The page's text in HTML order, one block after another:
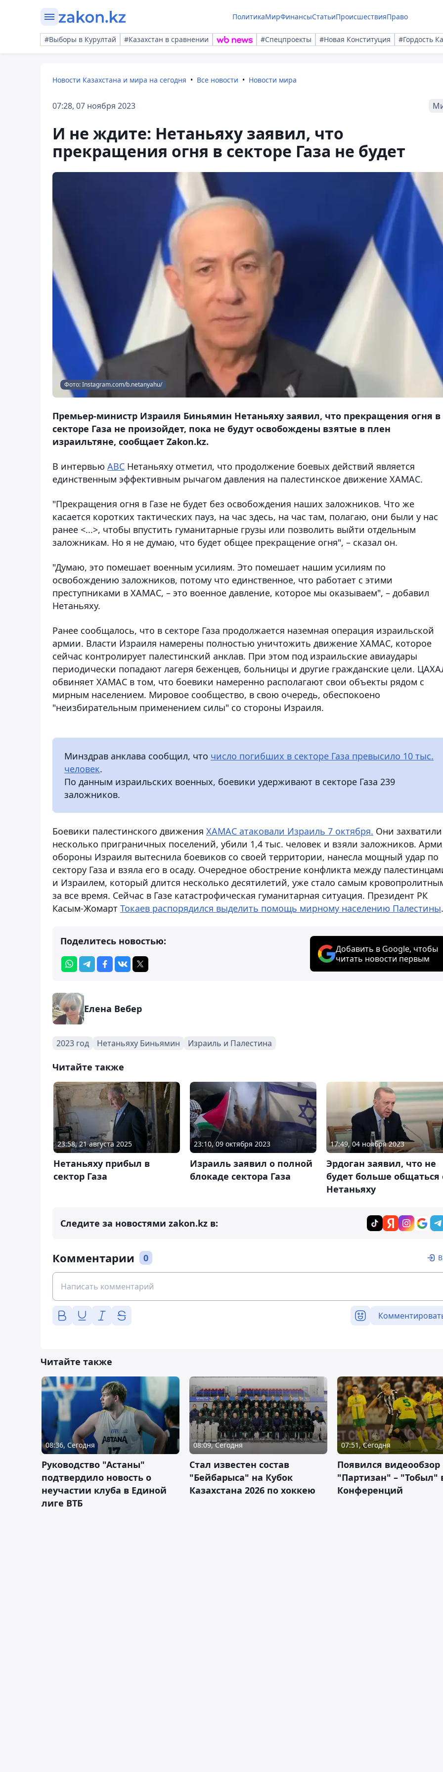
ПолитикаМирФинансыСтатьиПроисшествияПраво
#Выборы в Курултай #Казахстан в сравнении #Спецпроекты #Новая Конституция #Гордость
Новости Казахстана и мира на сегодня Все новости Новости мира
07:28, 07 ноября 2023
И не ждите: Нетаньяху заявил, что
прекращения огня в секторе Газа не будет
Фото: Instagram.com/b.netanyahu/
Премьер-министр Израиля Биньямин Нетаньяху заявил, что прекращения огня в
секторе Газа не произойдет, пока не будут освобождены взятые в плен
израильтяне, сообщает Zakon.kz.
В интервью ABC Нетаньяху отметил, что продолжение боевых действий является
единственным эффективным рычагом давления на палестинское движение ХАМАС.
"Прекращения огня в Газе не будет без освобождения наших заложников. Что же
касается коротких тактических пауз, на час здесь, на час там, полагаю, они были у нас
ранее <...>, чтобы впустить гуманитарные грузы или позволить выйти отдельным
заложникам. Но я не думаю, что будет общее прекращение огня", – сказал он.
"Думаю, это помешает военным усилиям. Это помешает нашим усилиям по
освобождению заложников, потому что единственное, что работает с этими
преступниками в ХАМАС, – это военное давление, которое мы оказываем", – добавил
Нетаньяху.
Ранее сообщалось, что в секторе Газа продолжается наземная операция израильской
армии. Власти Израиля намерены полностью уничтожить движение ХАМАС, которое
сейчас контролирует палестинский анклав. При этом под израильские авиаудары
периодически попадают лагеря беженцев, больницы и другие гражданские цели.
обвиняет ХАМАС в том, что боевики намеренно располагают свои объекты рядом с
мирным населением. Мировое сообщество, в свою очередь, обеспокоено
"неизбирательным применением силы" со стороны Израиля.
Минздрав анклава сообщил, что число погибших в секторе Газа превысило 10 тыс.
человек.
По данным израильских военных, боевики удерживают в секторе Газа 239
заложников.
Боевики палестинского движения ХАМАС атаковали Израиль 7 октября. Они захватили
несколько приграничных поселений, убили 1,4 тыс. человек и взяли заложников.
обороны Израиля вытеснила боевиков со своей территории, нанесла мощный удар по
сектору Газа и взяла его в осаду. Очередное обострение конфликта между
и Израилем, который длится несколько десятилетий, уже стало самым
за все время. Сейчас в Газе катастрофическая гуманитарная ситуация. Президент РК
Касым-Жомарт Токаев распорядился выделить помощь мирному населению Палестины.
Поделитесь новостью:
Добавить в Google, чтобы
читать новости первым
Елена Вебер
2023 год Нетаньяху Биньямин Израиль и Палестина
Читайте также
23:58, 21 августа 2025
Нетаньяху прибыл в
сектор Газа
23:10, 09 октября 2023
Израиль заявил о полной
блокаде сектора Газа
17:49, 04 ноября 2023
Эрдоган заявил, что не
будет больше общаться
Нетаньяху
Следите за новостями zakon.kz в:
Комментарии 0
Читайте также
08:36, Сегодня
Руководство "Астаны"
подтвердило новость о
неучастии клуба в Единой
лиге ВТБ
08:09, Сегодня
Стал известен состав
"Бейбарыса" на Кубок
Казахстана 2026 по хоккею
07:51, Сегодня
Появился
"Партизан" – "Тобыл"
Конференций